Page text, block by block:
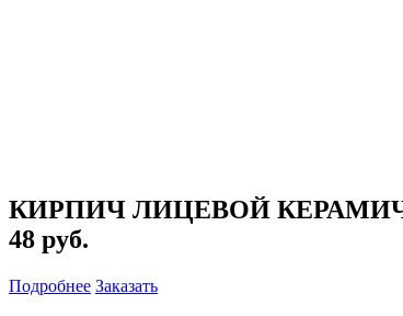
КИРПИЧ ЛИЦЕВОЙ
48 руб.
Подробнее Заказать